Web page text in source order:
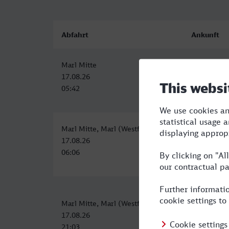
Abfahrt Ankunft
Marl Mitte
17.08.26
05:42
12:07
Marl Mitte, Marl (Westf)
17.08.26
06:06
17.08.26
13:50
Marl Mitte, Marl (Westf)
17.08.26
21:03
10:02